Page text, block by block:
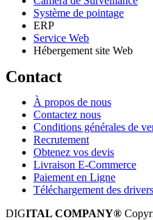
Système de pointage
ERP
Service Web
Hébergement site Web
Contact
À propos de nous
Contactez nous
Conditions générales de
Recrutement
Obtenez vos devis
Livraison E-Commerce
Paiement en Ligne
Téléchargement des drivers
DIGITAL COMPANY®